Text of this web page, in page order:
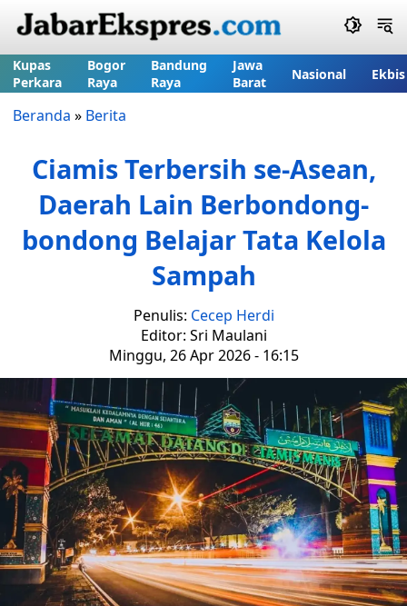
Kupas
Perkara
Bogor
Raya
Bandung
Raya
Jawa
Barat
Nasional Ekbis
Beranda » Berita
Ciamis Terbersih se-Asean,
Daerah Lain Berbondong-
bondong Belajar Tata Kelola
Sampah
Penulis: Cecep Herdi
Editor: Sri Maulani
Minggu, 26 Apr 2026 - 16:15